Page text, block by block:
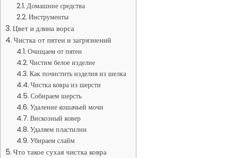
Домашние средства
Инструменты
Цвет и длина ворса
Чистка от пятен и загрязнений
Очищаем от пятен
Чистим белое изделие
Как почистить изделия из шелка
Чистка ковра из шерсти
Собираем шерсть
Удаление кошачьей мочи
Вискозный ковер
Удаляем пластилин
Убираем слайм
Что такое сухая чистка ковра